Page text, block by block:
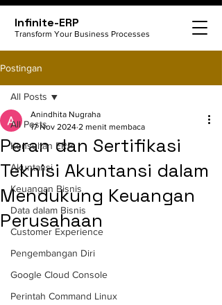
Infinite-ERP
Transform Your Business Processes
Postingan
All Posts
Konsultan ERP
Akuntansi
Keuangan Bisnis
Data dalam Bisnis
Customer Experience
Pengembangan Diri
Google Cloud Console
Perintah Command Linux
All Posts
Peran dan Sertifikasi
Teknisi Akuntansi dalam
Mendukung Keuangan
Perusahaan
Anindhita Nugraha
17 Nov 2024 2 menit membaca